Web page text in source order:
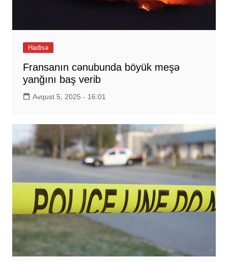
Hadisə
Fransanın cənubunda böyük meşə
yanğını baş verib
Avqust 5, 2025 - 16:01